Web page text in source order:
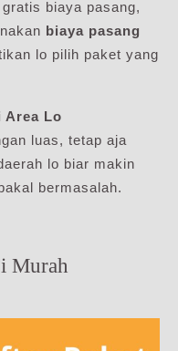
biaya pasang,
biaya pasang
lo pilih paket yang
Area Lo
luas, tetap aja
lo biar makin
bermasalah.
Murah